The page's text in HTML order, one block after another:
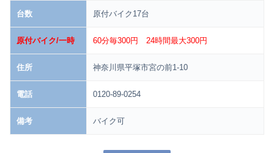
台数 原付バイク17台
原付バイク/一時 60分毎300円24時間最大300円
住所 神奈川県平塚市宮の前1-10
電話 0120-89-0254
備考 バイク可